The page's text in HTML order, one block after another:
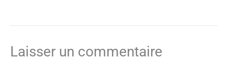
Laisser un commentaire